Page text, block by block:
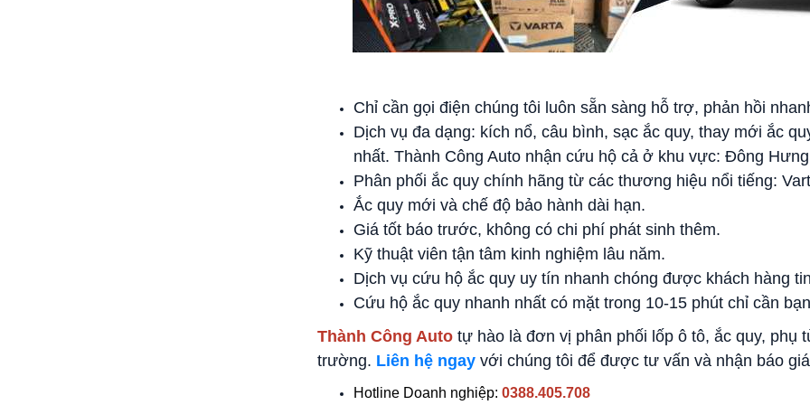
Chỉ cần gọi điện chúng tôi luôn sẵn sàng hỗ trợ, phản hồi
Dịch vụ đa dạng: kích nổ, câu bình, sạc ắc quy, thay mới ắc
nhất. Thành Công Auto nhận cứu hộ cả ở khu vực: Đông
Phân phối ắc quy chính hãng từ các thương hiệu nổi tiếng:
Ắc quy mới và chế độ bảo hành dài hạn.
Giá tốt báo trước, không có chi phí phát sinh thêm.
Kỹ thuật viên tận tâm kinh nghiệm lâu năm.
Dịch vụ cứu hộ ắc quy uy tín nhanh chóng được khách hàng
Cứu hộ ắc quy nhanh nhất có mặt trong 10-15 phút chỉ cần
Thành Công Auto tự hào là đơn vị phân phối lốp ô tô, ắc quy, phụ
trường. Liên hệ ngay với chúng tôi để được tư vấn và nhận báo
Hotline Doanh nghiệp: 0388.405.708